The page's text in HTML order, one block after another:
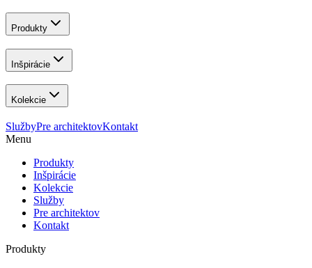
Produkty
Inšpirácie
Kolekcie
SlužbyPre architektovKontakt
Menu
Produkty
Inšpirácie
Kolekcie
Služby
Pre architektov
Kontakt
Produkty